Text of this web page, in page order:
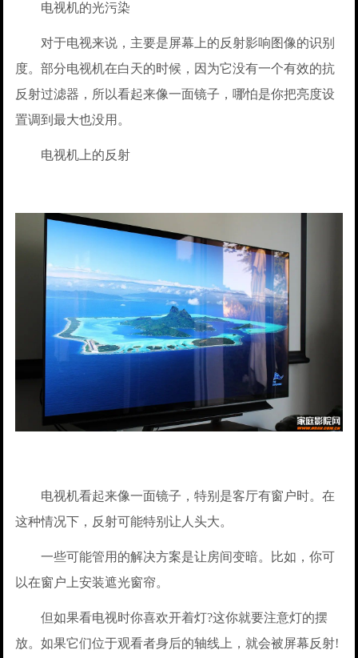
电视机的光污染
对于电视来说，主要是屏幕上的反射影响图像的识别
度。部分电视机在白天的时候，因为它没有一个有效的抗
反射过滤器，所以看起来像一面镜子，哪怕是你把亮度设
置调到最大也没用。
电视机上的反射
电视机看起来像一面镜子，特别是客厅有窗户时。在
这种情况下，反射可能特别让人头大。
一些可能管用的解决方案是让房间变暗。比如，你可
以在窗户上安装遮光窗帘。
但如果看电视时你喜欢开着灯?这你就要注意灯的摆
放。如果它们位于观看者身后的轴线上，就会被屏幕反射!